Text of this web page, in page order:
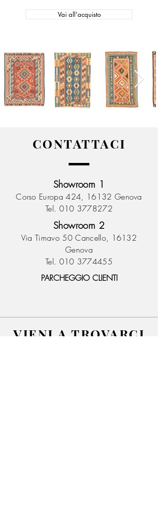
Vai all'acquisto
CONTATTACI
Showroom 1
Corso Europa 424, 16132 Genova
Tel. 010 3778272
Showroom 2
Via Timavo 50 Cancello, 16132
Genova
Tel. 010 3774455
PARCHEGGIO CLIENTI
VIENI A TROVARCI